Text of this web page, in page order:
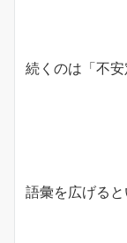
続くのは「不安
語彙を広げる